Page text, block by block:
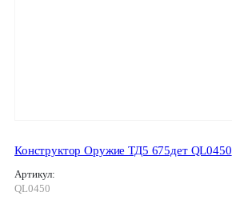
Конструктор Оружие ТД5 675дет QL0450
Артикул:
QL0450